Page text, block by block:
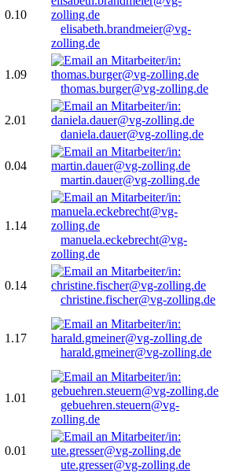
0.10
elisabeth.brandmeier@vg-
zolling.de
1.09
thomas.burger@vg-zolling.de
2.01
daniela.dauer@vg-zolling.de
0.04
martin.dauer@vg-zolling.de
1.14
manuela.eckebrecht@vg-
zolling.de
0.14
christine.fischer@vg-zolling.de
1.17
harald.gmeiner@vg-zolling.de
1.01
gebuehren.steuern@vg-
zolling.de
0.01
ute.gresser@vg-zolling.de